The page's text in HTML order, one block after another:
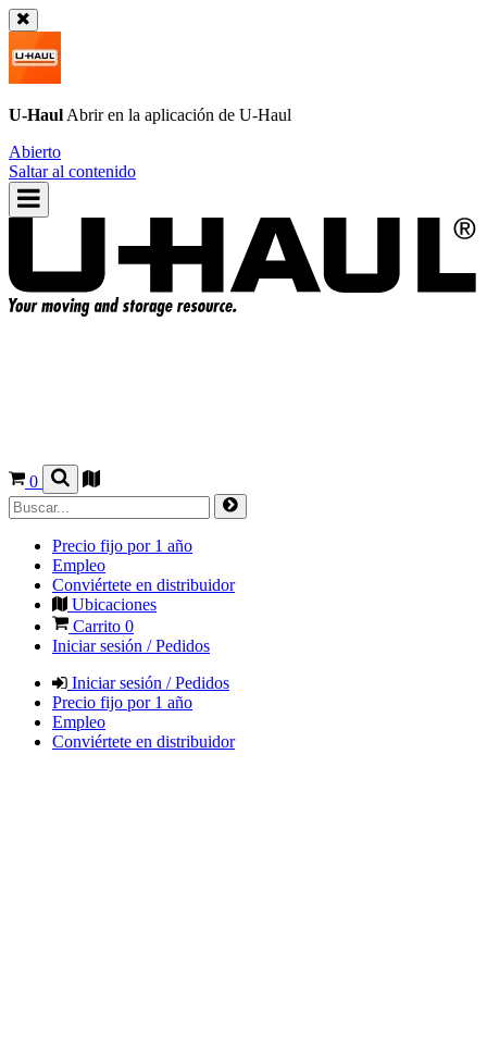
U-Haul Abrir en la aplicación de U-Haul
Abierto
Saltar al contenido
0
Precio fijo por 1 año
Empleo
Conviértete en distribuidor
Ubicaciones
Carrito 0
Iniciar sesión / Pedidos
Iniciar sesión / Pedidos
Precio fijo por 1 año
Empleo
Conviértete en distribuidor